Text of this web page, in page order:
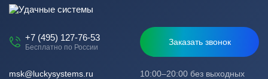
+7 (495) 127-76-53
Бесплатно по России
Заказать звонок
10:00–20:00 без выходных
msk@luckysystems.ru